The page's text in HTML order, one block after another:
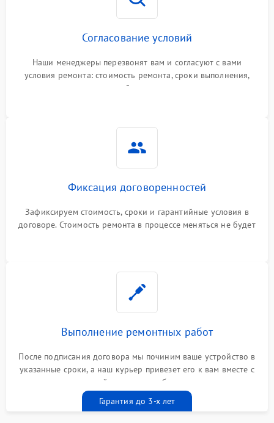
Согласование условий
Наши менеджеры перезвонят вам и согласуют с вами
условия ремонта: стоимость ремонта, сроки выполнения,
гарантийные условия
Фиксация договоренностей
Зафиксируем стоимость, сроки и гарантийные условия в
договоре. Стоимость ремонта в процессе меняться не будет
Выполнение ремонтных работ
После подписания договора мы починим ваше устройство в
указанные сроки, а наш курьер привезет его к вам вместе с
гарантийным талоном бесплатно
Гарантия до 3-х лет